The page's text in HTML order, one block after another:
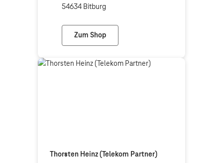
54634 Bitburg
Zum Shop
Telekom Shop Bitburg
Thorsten Heinz (Telekom Partner)